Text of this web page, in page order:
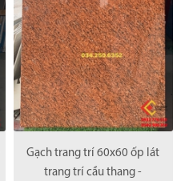
Gạch trang trí 60x60 ốp lát
trang trí cầu thang -